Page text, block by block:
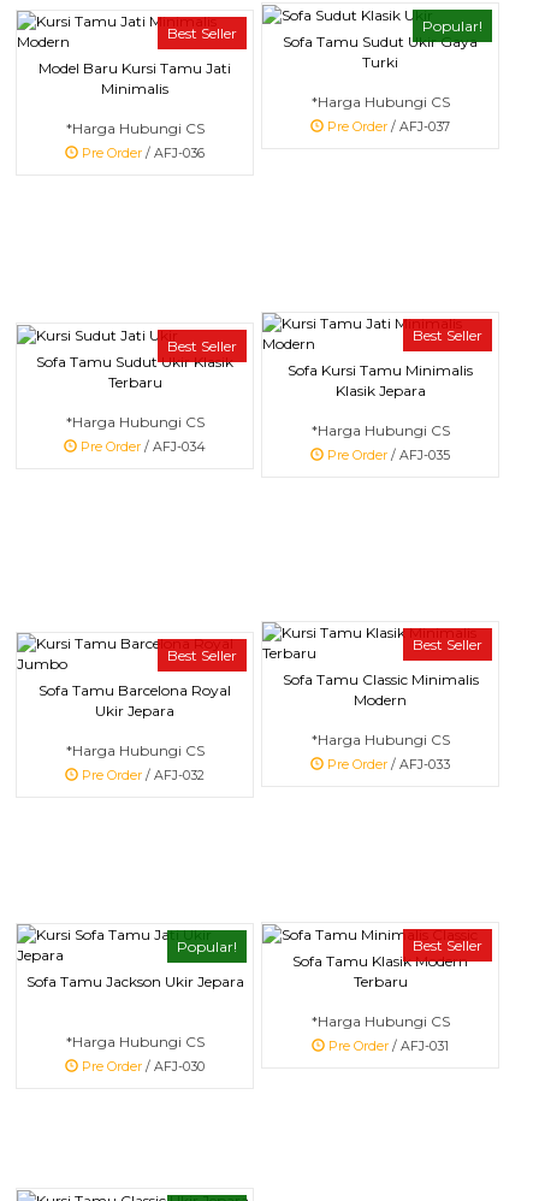
Popular!
Sofa Tamu Sudut Ukir Gaya
Turki
*Harga Hubungi CS
Pre Order / AFJ-037
Best Seller
Model Baru Kursi Tamu Jati
Minimalis
*Harga Hubungi CS
Pre Order / AFJ-036
Best Seller
Sofa Kursi Tamu Minimalis
Klasik Jepara
*Harga Hubungi CS
Pre Order / AFJ-035
Best Seller
Sofa Tamu Sudut Ukir Klasik
Terbaru
*Harga Hubungi CS
Pre Order / AFJ-034
Best Seller
Sofa Tamu Classic Minimalis
Modern
*Harga Hubungi CS
Pre Order / AFJ-033
Best Seller
Sofa Tamu Barcelona Royal
Ukir Jepara
*Harga Hubungi CS
Pre Order / AFJ-032
Best Seller
Sofa Tamu Klasik Modern
Terbaru
*Harga Hubungi CS
Pre Order / AFJ-031
Popular!
Sofa Tamu Jackson Ukir Jepara
*Harga Hubungi CS
Pre Order / AFJ-030